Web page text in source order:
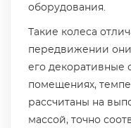
оборудования.
Такие колеса
передвижении они
его декоративные
помещениях,
рассчитаны на
массой, точно